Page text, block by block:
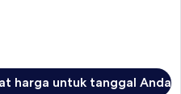
harga untuk tanggal Anda